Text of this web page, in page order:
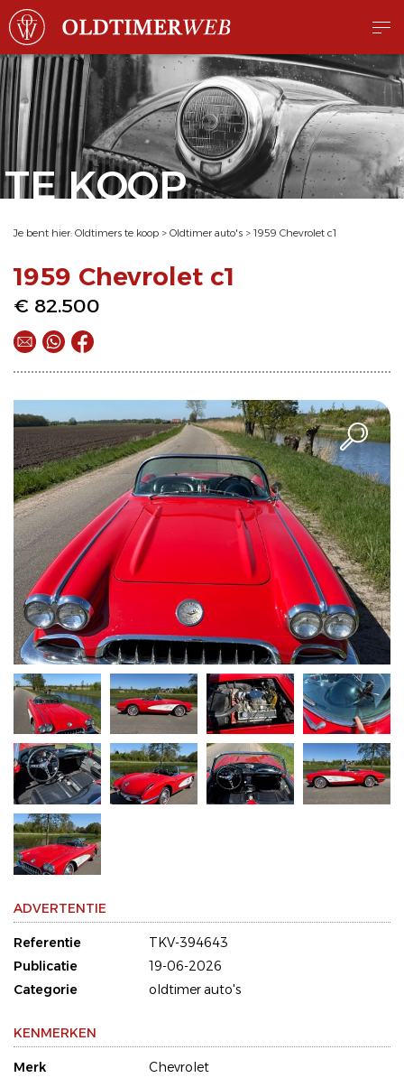
TE KOOP
Je bent hier: Oldtimers te koop > Oldtimer auto's > 1959 Chevrolet c1
1959 Chevrolet c1
€ 82.500
ADVERTENTIE
Referentie
TKV-394643
Publicatie
19-06-2026
Categorie
oldtimer auto's
KENMERKEN
Merk
Chevrolet